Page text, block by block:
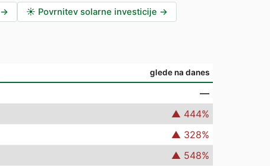
→ ☀️ Povrnitev solarne investicije →
glede na danes
—
▲ 444%
▲ 328%
▲ 548%